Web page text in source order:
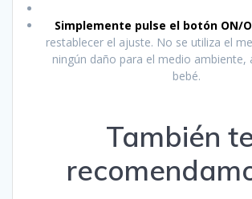
Simplemente pulse el botón ON/
restablecer el ajuste. No se utiliza el
ningún daño para el medio ambiente,
bebé.
También